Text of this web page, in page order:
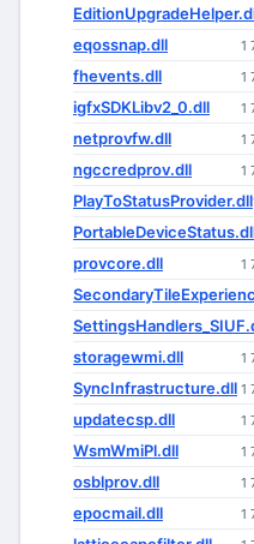
eqossnap.dll 1
fhevents.dll 1
igfxSDKLibv2_0.dll 1
netprovfw.dll 1
ngccredprov.dll 1
PlayToStatusProvider.dll
provcore.dll 1
storagewmi.dll 1
SyncInfrastructure.dll 1
updatecsp.dll 1
WsmWmiPl.dll 1
osblprov.dll 1
epocmail.dll 1